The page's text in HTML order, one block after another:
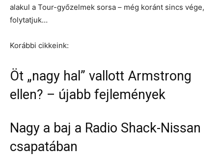
alakul a Tour-győzelmek sorsa – még koránt sincs vége,
folytatjuk…
Korábbi cikkeink:
Öt „nagy hal” vallott Armstrong
ellen? – újabb fejlemények
Nagy a baj a Radio Shack-Nissan
csapatában